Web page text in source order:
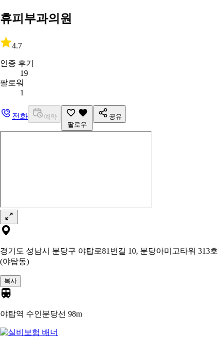
휴피부과의원
4.7
인증 후기
19
팔로워
1
전화
예약
팔로우
공유
경기도 성남시 분당구 야탑로81번길 10, 분당아미고타워 313호
(야탑동)
복사
야탑역 수인분당선 98m